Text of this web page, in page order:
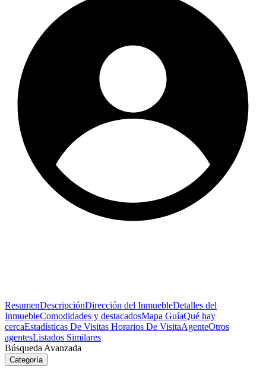
ResumenDescripciónDirección del InmuebleDetalles del
InmuebleComodidades y destacadosMapa GuíaQué hay
cercaEstadísticas De Visitas Horarios De VisitaAgenteOtros
agentesListados Similares
Búsqueda Avanzada
Categoría